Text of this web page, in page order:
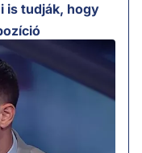
is tudják, hogy